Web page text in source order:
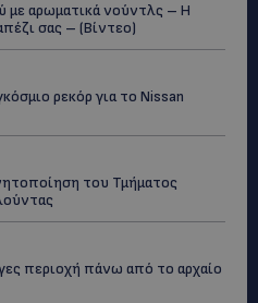
με αρωματικά νούντλς – Η
σας – (Βίντεο)
ρεκόρ για το Nissan
του Τμήματος
περιοχή πάνω από το αρχαίο